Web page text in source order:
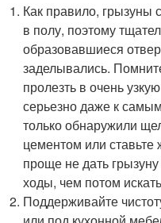
Как правило, грызуны
в полу, поэтому
образовавшиеся
заделывались.
пролезть в очень
серьезно даже к
только обнаружили
цементом или ставьте
проще не дать
ходы, чем потом
Поддерживайте